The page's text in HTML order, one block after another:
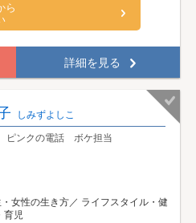
ら
詳細を見る
しみずよしこ
ピンクの電話 ボケ担当
女性の生き方／ ライフスタイル・健
育児